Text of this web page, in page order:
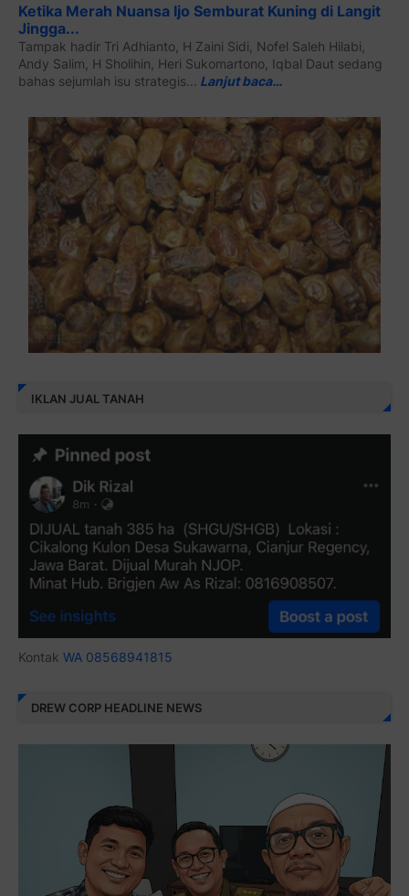
Ketika Merah Nuansa Ijo Semburat Kuning di Langit
Jingga...
Tampak hadir Tri Adhianto, H Zaini Sidi, Nofel Saleh Hilabi,
Andy Salim, H Sholihin, Heri Sukomartono, Iqbal Daut sedang
bahas sejumlah isu strategis...
Lanjut baca…
IKLAN JUAL TANAH
Kontak WA 08568941815
DREW CORP HEADLINE NEWS